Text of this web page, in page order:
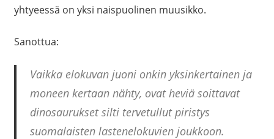
yhtyeessä on yksi naispuolinen muusikko.
Sanottua:
Vaikka elokuvan juoni onkin yksinkertainen ja
moneen kertaan nähty, ovat heviä soittavat
dinosaurukset silti tervetullut piristys
suomalaisten lastenelokuvien joukkoon.